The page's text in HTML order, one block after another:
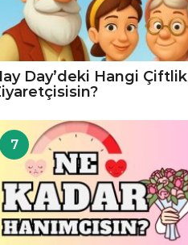
Day’deki Hangi Çiftlik
7